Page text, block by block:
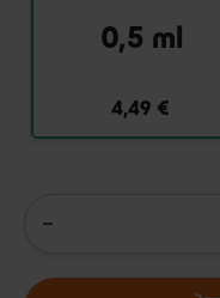
0,5 ml
4,49 €